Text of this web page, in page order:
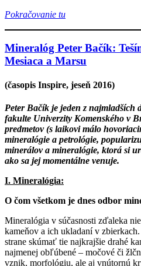
Pokračovanie tu
Mineralóg Peter Bačík:
Mesiaca a Marsu
(časopis Inspire, jeseň 2016)
Peter Bačík je jeden z najmladších
fakulte Univerzity Komenského v
predmetov (s laikovi málo
mineralógie a petrológie,
minerálov a mineralógie, ktorá si
ako sa jej momentálne venuje.
I. Mineralógia:
O čom všetkom je dnes odbor
Mineralógia v súčasnosti zďaleka
kameňov a ich ukladaní v
strane skúmať tie najkrajšie drahé
najmenej obľúbené – močové či
vznik, morfológiu, ale aj vnútornú